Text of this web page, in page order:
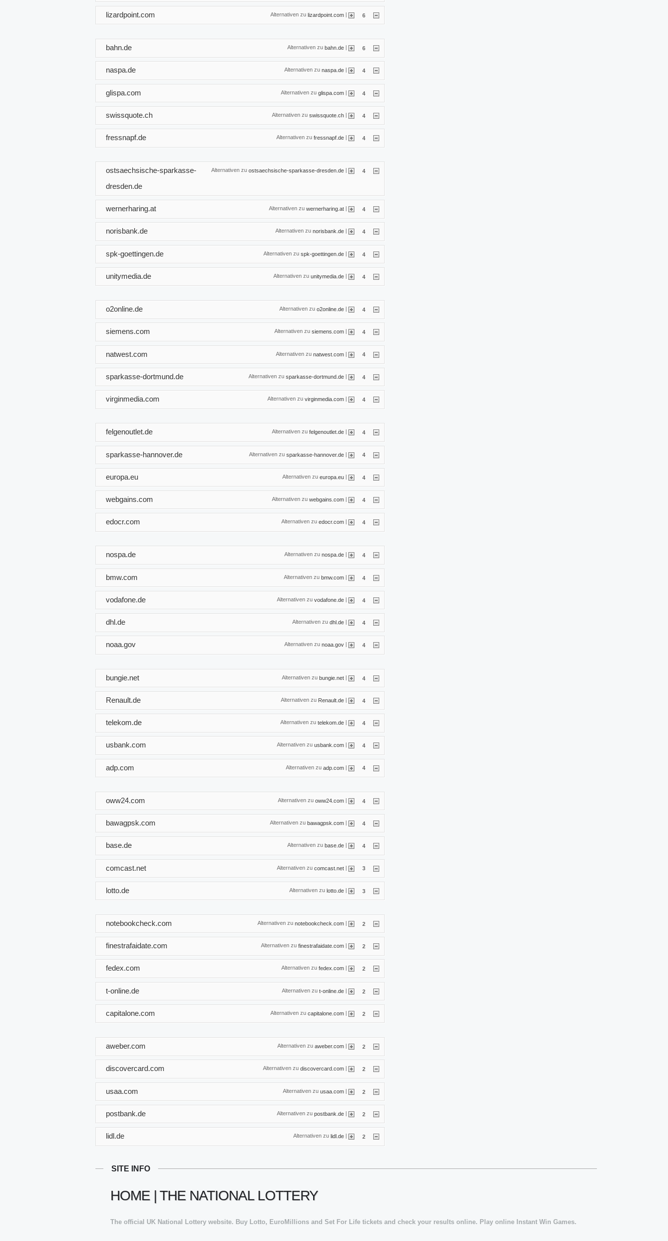
Alternativen zu lizardpoint.com | 6
lizardpoint.com
Alternativen zu bahn.de 6
bahn.de
Alternativen zu naspa.de 4
naspa.de
Alternativen zu glispa.com | 4
glispa.com
Alternativen zu swissquote.ch | 4
swissquote.ch
Alternativen zu fressnapf.de | 4
fressnapf.de
Alternativen zu ostsaechsische-sparkasse-dresden.de 4
ostsaechsische-sparkasse-
dresden.de
Alternativen zu wernerharing.at | 4
wernerharing.at
Alternativen zu norisbank.de 4
norisbank.de
Alternativen zu spk-goettingen.de | 4
spk-goettingen.de
Alternativen zu unitymedia.de | 4
unitymedia.de
Alternativen zu o2online.de | 4
o2online.de
Alternativen zu siemens.com 4
siemens.com
Alternativen zu natwest.com | 4
natwest.com
Alternativen zu sparkasse-dortmund.de | 4
sparkasse-dortmund.de
Alternativen zu virginmedia.com | 4
virginmedia.com
Alternativen zu felgenoutlet.de 4
felgenoutlet.de
Alternativen zu sparkasse-hannover.de | 4
sparkasse-hannover.de
Alternativen zu europa.eu | 4
europa.eu
Alternativen zu webgains.com | 4
webgains.com
Alternativen zu edocr.com 4
edocr.com
Alternativen zu nospa.de 4
nospa.de
Alternativen zu bmw.com | 4
bmw.com
Alternativen zu vodafone.de | 4
vodafone.de
Alternativen zu dhl.de | 4
dhl.de
Alternativen zu noaa.gov 4
noaa.gov
Alternativen zu bungie.net | 4
bungie.net
Alternativen zu Renault.de | 4
Renault.de
Alternativen zu telekom.de | 4
telekom.de
Alternativen zu usbank.com 4
usbank.com
Alternativen zu adp.com | 4
adp.com
Alternativen zu oww24.com | 4
oww24.com
Alternativen zu bawagpsk.com | 4
bawagpsk.com
Alternativen zu base.de 4
base.de
Alternativen zu comcast.net | 3
comcast.net
Alternativen zu lotto.de | 3
lotto.de
Alternativen zu notebookcheck.com | 2
notebookcheck.com
Alternativen zu finestrafaidate.com 2
finestrafaidate.com
Alternativen zu fedex.com 2
fedex.com
Alternativen zu t-online.de | 2
t-online.de
Alternativen zu capitalone.com | 2
capitalone.com
Alternativen zu aweber.com | 2
aweber.com
Alternativen zu discovercard.com 2
discovercard.com
Alternativen zu usaa.com | 2
usaa.com
Alternativen zu postbank.de | 2
postbank.de
Alternativen zu lidl.de | 2
lidl.de
SITE INFO
HOME | THE NATIONAL LOTTERY
The official UK National Lottery website. Buy Lotto, EuroMillions and Set For Life tickets and check your results online. Play online Instant Win Games.